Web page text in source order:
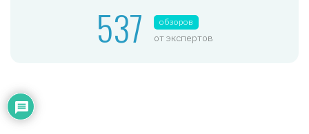
537 обзоров
от экспертов